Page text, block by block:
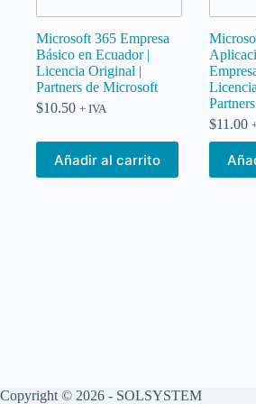
Microsoft 365 Empresa
Básico en Ecuador |
Licencia Original |
Partners de Microsoft
$10.50 + IVA
Añadir al carrito
$11.00
Copyright © 2026 - SOLSYSTEM